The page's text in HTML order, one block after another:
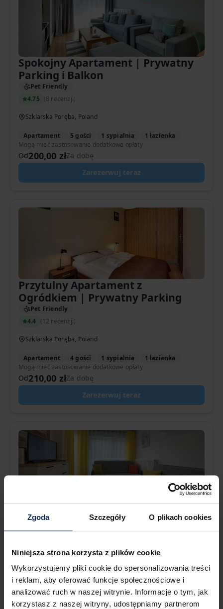
Zgoda Szczegóły O plikach cookies
Niniejsza strona korzysta z plików cookie
Wykorzystujemy pliki cookie do spersonalizowania treści
i reklam, aby oferować funkcje społecznościowe i
analizować ruch w naszej witrynie. Informacje o tym, jak
korzystasz z naszej witryny, udostępniamy partnerom
Spokojny Apartament | Prywatny
Parking i Balkon
Pet Friendly
4.75 (8 recenzji)
Szklarska Poręba, Poland
Apartament 5 gości 1 sypialnia 1 łazienka
Od200,00 złZa dobę
Zarezerwuj teraz
Mogą mieć zastosowanie dodatkowe opłaty
Przytulny Apartament z
Ogródkiem | Prywatny Parking
Pet Friendly
4.4 (12 recenzji)
Szklarska Poręba, Poland
Apartament 4 gości 1 sypialnia 1 łazienka
Od210,00 złZa dobę
Zarezerwuj teraz
Mogą mieć zastosowanie dodatkowe opłaty
Balkon i Prywatny Parking
Pet Friendly
Apartament 6 gości 2 sypialnie 1 łazienka
Od260,00 złZa dobę
Mogą mieć zastosowanie dodatkowe opłaty